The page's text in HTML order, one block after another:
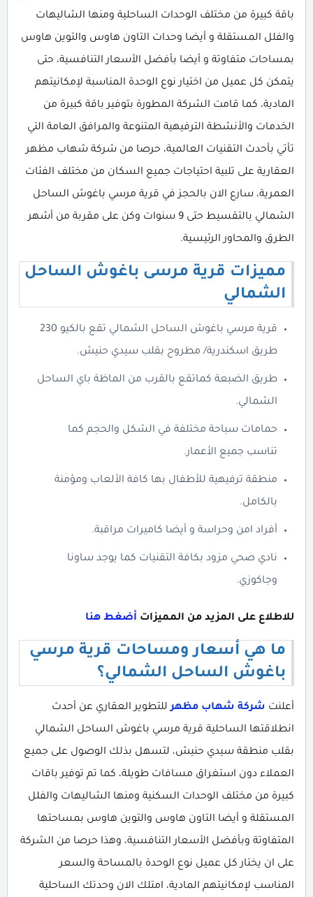
باقة كبيرة من مختلف الوحدات الساحلية ومنها الشاليهات
والفلل المستقلة و أيضا وحدات التاون هاوس والتوين هاوس
بمساحات متفاوتة و أيضا بأفضل الأسعار التنافسية، حتى
يتمكن كل عميل من اختيار نوع الوحدة المناسبة لإمكانيتهم
المادية، كما قامت الشركة المطورة بتوفير باقة كبيرة من
الخدمات والأنشطة الترفيهية المتنوعة والمرافق العامة التي
تأتي بأحدث التقنيات العالمية، حرصا من شركة شهاب مظهر
العقارية على تلبية احتياجات جميع السكان من مختلف الفئات
العمرية، سارع الان بالحجز في قرية مرسي باغوش الساحل
الشمالي بالتقسيط حتى 9 سنوات وكن على مقربة من أشهر
الطرق والمحاور الرئيسية.
مميزات قرية مرسى باغوش الساحل
الشمالي
قرية مرسي باغوش الساحل الشمالي تقع بالكيو 230
طريق اسكندرية/ مطروح بقلب سيدي حنيش.
طريق الضبعة كماتقع بالقرب من الماظة باي الساحل
الشمالي.
حمامات سباحة مختلفة في الشكل والحجم كما
تناسب جميع الأعمار.
منطقة ترفيهية للأطفال بها كافة الألعاب ومؤمنة
بالكامل.
أفراد امن وحراسة و أيضا كاميرات مراقبة.
نادي صحي مزود بكافة التقنيات كما يوجد ساونا
وجاكوزي.
للاطلاع على المزيد من المميزات أضغط هنا
ما هي أسعار ومساحات قرية مرسي
باغوش الساحل الشمالي؟
أعلنت شركة شهاب مظهرللتطوير العقاري عن أحدث
انطلاقتها الساحلية قرية مرسي باغوش الساحل الشمالي
بقلب منطقة سيدي حنيش، لتسهل بذلك الوصول على جميع
العملاء دون استغراق مسافات طويلة، كما تم توفير باقات
كبيرة من مختلف الوحدات السكنية ومنها الشاليهات والفلل
المستقلة و أيضا التاون هاوس والتوين هاوس بمساحتها
المتفاوتة وبأفضل الأسعار التنافسية، وهذا حرصا من الشركة
على ان يختار كل عميل نوع الوحدة بالمساحة والسعر
المناسب لإمكانيتهم المادية، امتلك الان وحدتك الساحلية